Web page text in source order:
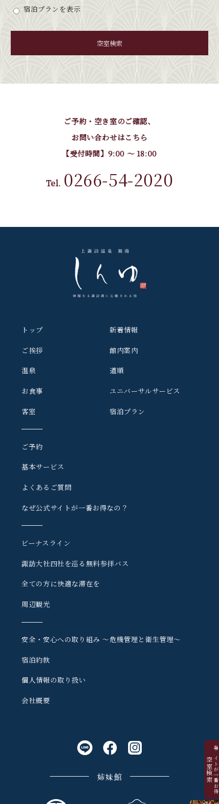
宿泊プランを表示
空室検索
ご予約・空き室のご確認、
お問い合わせはこちら
【受付時間】9:00 〜 18:00
Tel. 0266-54-2020
トップ
ご挨拶
温泉
お食事
客室
新着情報
館内案内
道順
ユニバーサルサービス
宿泊プラン
ご予約
基本サービス
よくあるご質問
なぜ公式サイトが一番お得なの？
ビーナスライン
諏訪大社四社を巡る 無料参拝バス
全ての方に快適な滞在を
周辺観光
安全・安心への取り組み 〜危機管理と衛生管理〜
宿泊約款
個人情報の取り扱い
会社概要
姉妹館 当サイトが一番お得
空室検索